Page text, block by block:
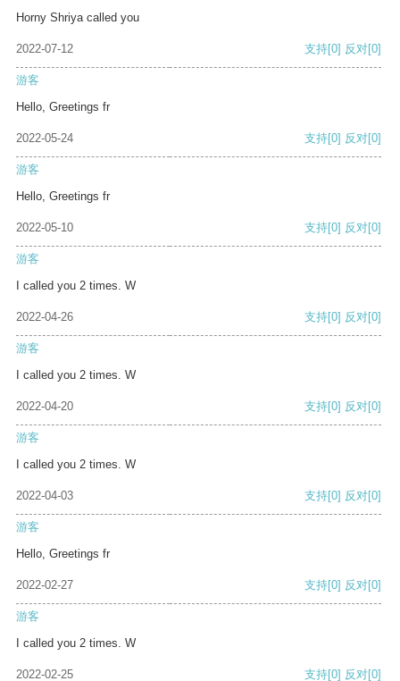
Horny Shriya called you
2022-07-12 支持[0] 反对[0]
游客
Hello, Greetings fr
2022-05-24 支持[0] 反对[0]
游客
Hello, Greetings fr
2022-05-10 支持[0] 反对[0]
游客
I called you 2 times. W
2022-04-26 支持[0] 反对[0]
游客
I called you 2 times. W
2022-04-20 支持[0] 反对[0]
游客
I called you 2 times. W
2022-04-03 支持[0] 反对[0]
游客
Hello, Greetings fr
2022-02-27 支持[0] 反对[0]
游客
I called you 2 times. W
2022-02-25 支持[0] 反对[0]